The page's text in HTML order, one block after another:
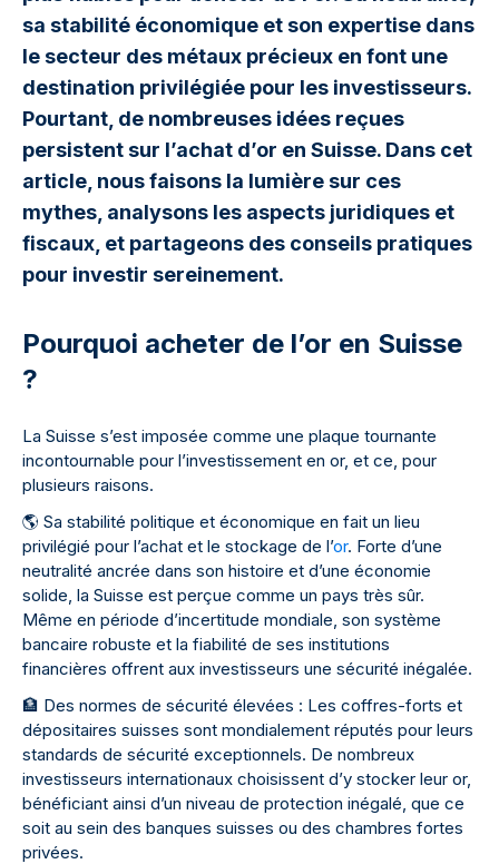
sa stabilité économique et son expertise dans
le secteur des métaux précieux en font une
destination privilégiée pour les investisseurs.
Pourtant, de nombreuses idées reçues
persistent sur l’achat d’or en Suisse. Dans cet
article, nous faisons la lumière sur ces
mythes, analysons les aspects juridiques et
fiscaux, et partageons des conseils pratiques
pour investir sereinement.
Pourquoi acheter de l’or en Suisse
?
La Suisse s’est imposée comme une plaque tournante
incontournable pour l’investissement en or, et ce, pour
plusieurs raisons.
🌎 Sa stabilité politique et économique en fait un lieu
privilégié pour l’achat et le stockage de l’or. Forte d’une
neutralité ancrée dans son histoire et d’une économie
solide, la Suisse est perçue comme un pays très sûr.
Même en période d’incertitude mondiale, son système
bancaire robuste et la fiabilité de ses institutions
financières offrent aux investisseurs une sécurité inégalée.
🏦 Des normes de sécurité élevées : Les coffres-forts et
dépositaires suisses sont mondialement réputés pour leurs
standards de sécurité exceptionnels. De nombreux
investisseurs internationaux choisissent d’y stocker leur or,
bénéficiant ainsi d’un niveau de protection inégalé, que ce
soit au sein des banques suisses ou des chambres fortes
privées.